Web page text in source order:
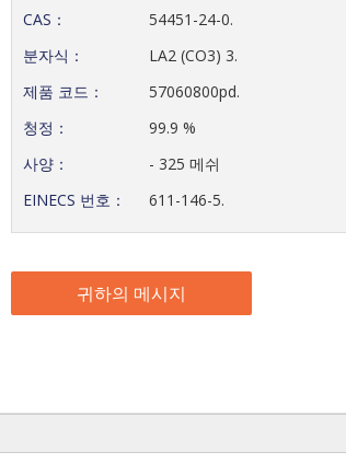
CAS：
54451-24-0.
분자식：
LA2 (CO3) 3.
제품 코드：
57060800pd.
청정：
99.9 %
사양：
- 325 메쉬
EINECS 번호：
611-146-5.
귀하의 메시지